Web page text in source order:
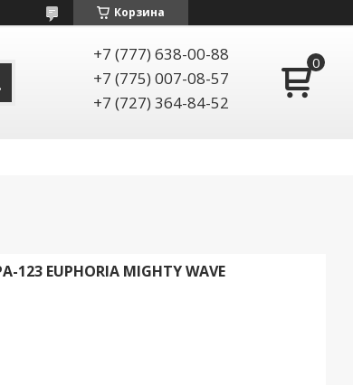
Корзина
+7 (777) 638-00-88
+7 (775) 007-08-57
+7 (727) 364-84-52
EUPHORIA MIGHTY WAVE